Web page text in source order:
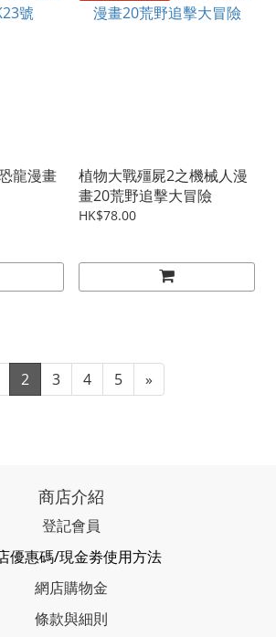
龍漫畫
植物大戰殭屍2之機械人漫
畫20荒野追擊大冒險
HK$78.00
2 3 4 5 »
商店介紹
登記會員
優惠碼/現金劵使用方法
網店購物金
條款與細則